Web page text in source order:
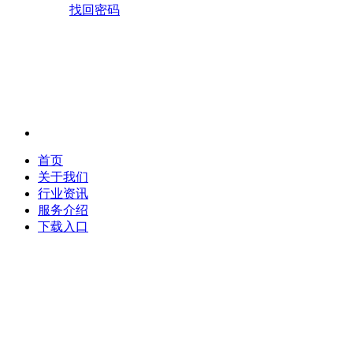
找回密码
首页
关于我们
行业资讯
服务介绍
下载入口